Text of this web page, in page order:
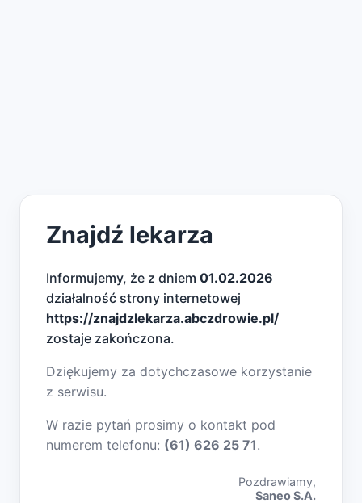
Znajdź lekarza
Informujemy, że z dniem 01.02.2026
działalność strony internetowej
https://znajdzlekarza.abczdrowie.pl/
zostaje zakończona.
Dziękujemy za dotychczasowe korzystanie
z serwisu.
W razie pytań prosimy o kontakt pod
numerem telefonu: (61) 626 25 71.
Pozdrawiamy,
Saneo S.A.